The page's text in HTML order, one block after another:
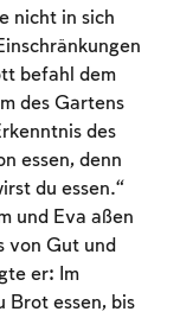
nicht in sich
befahl dem
des Gartens
des
essen, denn
du essen.“
und Eva aßen
von Gut und
er: Im
Brot essen, bis